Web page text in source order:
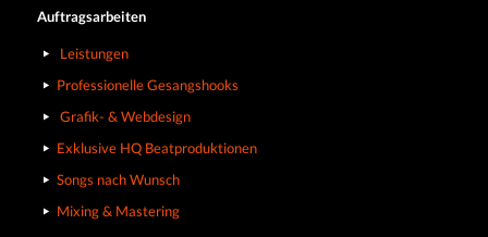
Auftragsarbeiten
Leistungen
Professionelle Gesangshooks
Grafik- & Webdesign
Exklusive HQ Beatproduktionen
Songs nach Wunsch
Mixing & Mastering